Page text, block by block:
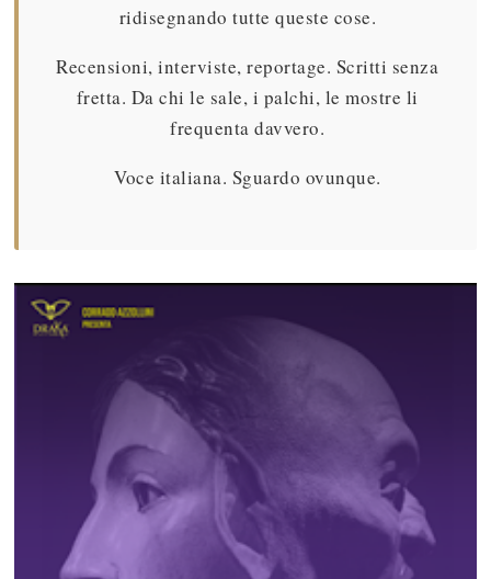
ridisegnando tutte queste cose.
Recensioni, interviste, reportage. Scritti senza
fretta. Da chi le sale, i palchi, le mostre li
frequenta davvero.
Voce italiana. Sguardo ovunque.